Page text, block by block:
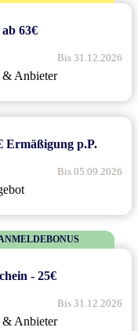
63€
& Anbieter
Bis 31.12.2026
Ermäßigung p.P.
Bis 05.09.2026
- 25€
& Anbieter
Bis 31.12.2026